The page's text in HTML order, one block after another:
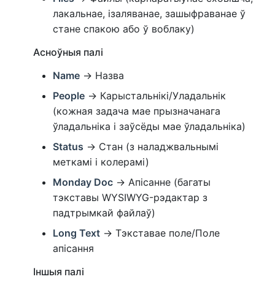
лакальнае, ізаляванае, зашыфраванае ў
стане спакою або ў воблаку)
Асноўныя палі
Name → Назва
People → Карыстальнікі/Уладальнік
(кожная задача мае прызначанага
ўладальніка і заўсёды мае ўладальніка)
Status → Стан (з наладжвальнымі
меткамі і колерамі)
Monday Doc → Апісанне (багаты
тэкставы WYSIWYG-рэдактар з
падтрымкай файлаў)
Long Text → Тэкставае поле/Поле
апісання
Іншыя палі